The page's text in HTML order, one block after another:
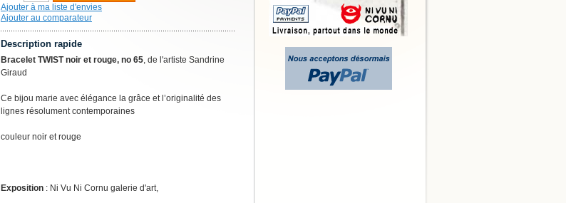
Ajouter à ma liste d'envies
Ajouter au comparateur
Description rapide
Bracelet TWIST noir et rouge, no 65, de l'artiste Sandrine
Giraud
Ce bijou marie avec élégance la grâce et l’originalité des
lignes résolument contemporaines
couleur noir et rouge
Exposition : Ni Vu Ni Cornu galerie d'art,